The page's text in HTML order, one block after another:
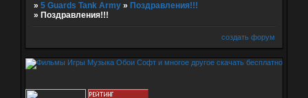
» 5 Guards Tank Army » Поздравления!!!
» Поздравления!!!
создать форум